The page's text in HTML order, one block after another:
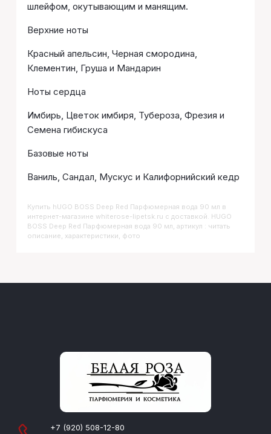
шлейфом, окутывающим и манящим.
Верхние ноты
Красный апельсин, Черная смородина,
Клементин, Груша и Мандарин
Ноты сердца
Имбирь, Цветок имбиря, Тубероза, Фрезия и
Семена гибискуса
Базовые ноты
Ваниль, Сандал, Мускус и Калифорнийский кедр
Купить HUGO BOSS Deep Red Парфюмерная вода 90 мл в
интернет-магазине whiterose-lipetsk.ru с доставкой. HUGO
BOSS Deep Red Парфюмерная вода 90 мл, артикул : читать
описание, характеристики, фото
+7 (920) 508-12-80